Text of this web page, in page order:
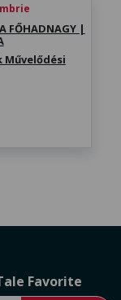
FŐHADNAGY |
Művelődési
Favorite